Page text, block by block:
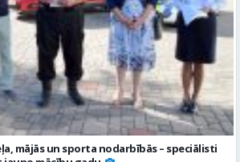
mājās un sporta nodarbībās – speciālisti